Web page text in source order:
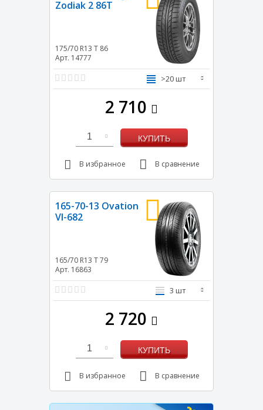
Zodiak 2 86T
175/70 R13 T 86
Арт. 14777
>20 шт
2 710
1 КУПИТЬ
В избранное В сравнение
165-70-13 Ovation
VI-682
165/70 R13 T79
Арт. 16863
3 шт
2 720
1 КУПИТЬ
В избранное В сравнение